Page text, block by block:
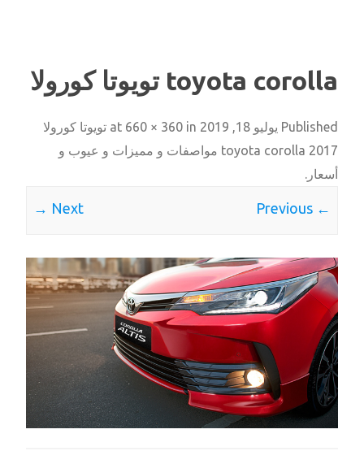
toyota corolla تويوتا كورولا
Published يوليو 18, 2019 660 × 360 in
تويوتا كورولا
toyota corolla 2017 مواصفات و مميزات و عيوب و
أسعار .
← Previous
Next →